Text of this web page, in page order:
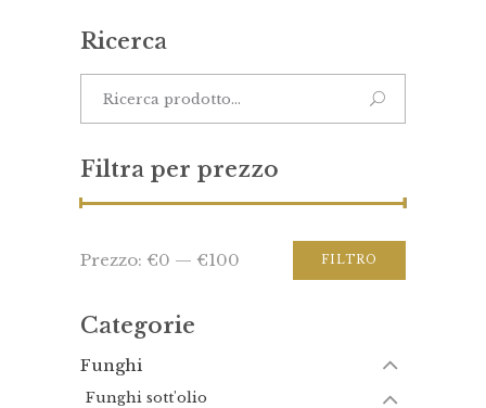
Ricerca
Filtra per prezzo
FILTRO
Prezzo: €0 — €100
Categorie
Funghi
Funghi sott'olio